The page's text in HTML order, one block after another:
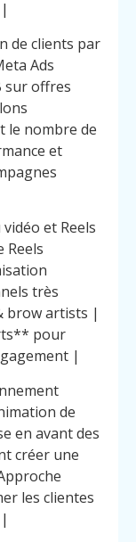
de clients par
Ads
sur offres
le nombre de
et
et Reels
Reels
très
brow artists |
pour
|
de
en avant des
créer une
les clientes